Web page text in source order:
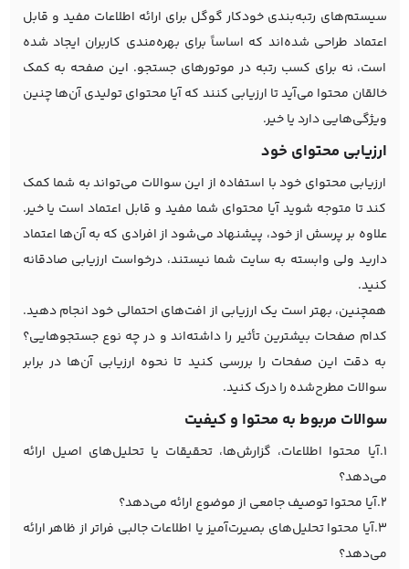
سیستم‌های رتبه‌بندی خودکار گوگل برای ارائه اطلاعات مفید و قابل
اعتماد طراحی شده‌اند که اساساً برای بهره‌مندی کاربران ایجاد شده
است، نه برای کسب رتبه در موتورهای جستجو. این صفحه به کمک
خالقان محتوا می‌آید تا ارزیابی کنند که آیا محتوای تولیدی آن‌ها چنین
ویژگی‌هایی دارد یا خیر.
ارزیابی محتوای خود
ارزیابی محتوای خود با استفاده از این سوالات می‌تواند به شما کمک
کند تا متوجه شوید آیا محتوای شما مفید و قابل اعتماد است یا خیر.
علاوه بر پرسش از خود، پیشنهاد می‌شود از افرادی که به آن‌ها اعتماد
دارید ولی وابسته به سایت شما نیستند، درخواست ارزیابی صادقانه
کنید.
همچنین، بهتر است یک ارزیابی از افت‌های احتمالی خود انجام دهید.
کدام صفحات بیشترین تأثیر را داشته‌اند و در چه نوع جستجوهایی؟
به دقت این صفحات را بررسی کنید تا نحوه ارزیابی آن‌ها در برابر
سوالات مطرح‌شده را درک کنید.
سوالات مربوط به محتوا و کیفیت
1.آیا محتوا اطلاعات، گزارش‌ها، تحقیقات یا تحلیل‌های اصیل ارائه
می‌دهد؟
2.آیا محتوا توصیف جامعی از موضوع ارائه می‌دهد؟
3.آیا محتوا تحلیل‌های بصیرت‌آمیز یا اطلاعات جالبی فراتر از ظاهر ارائه
می‌دهد؟